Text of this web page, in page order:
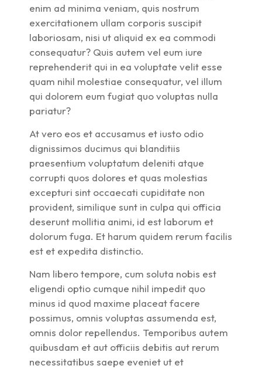
enim ad minima veniam, quis nostrum
exercitationem ullam corporis suscipit
laboriosam, nisi ut aliquid ex ea commodi
consequatur? Quis autem vel eum iure
reprehenderit qui in ea voluptate velit esse
quam nihil molestiae consequatur, vel illum
qui dolorem eum fugiat quo voluptas nulla
pariatur?
At vero eos et accusamus et iusto odio
dignissimos ducimus qui blanditiis
praesentium voluptatum deleniti atque
corrupti quos dolores et quas molestias
excepturi sint occaecati cupiditate non
provident, similique sunt in culpa qui officia
deserunt mollitia animi, id est laborum et
dolorum fuga. Et harum quidem rerum facilis
est et expedita distinctio.
Nam libero tempore, cum soluta nobis est
eligendi optio cumque nihil impedit quo
minus id quod maxime placeat facere
possimus, omnis voluptas assumenda est,
omnis dolor repellendus. Temporibus autem
quibusdam et aut officiis debitis aut rerum
necessitatibus saepe eveniet ut et